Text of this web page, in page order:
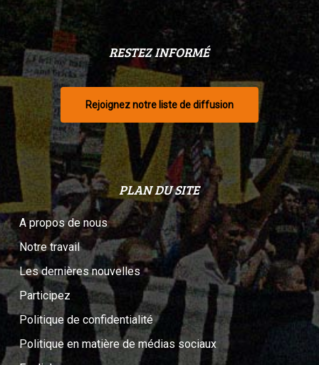
RESTEZ INFORMÉ
Rejoignez notre liste de diffusion
PLAN DU SITE
A propos de nous
Notre travail
Les dernières nouvelles
Participez
Politique de confidentialité
Politique en matière de médias sociaux